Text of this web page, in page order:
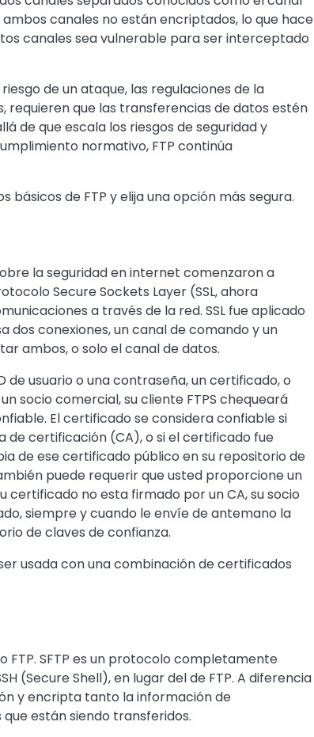
canales no están encriptados, lo que hace
canales sea vulnerable para ser interceptado
de un ataque, las regulaciones de la
requieren que las transferencias de datos estén
de que escala los riesgos de seguridad y
normativo, FTP continúa
de FTP y elija una opción más segura.
la seguridad en internet comenzaron a
Secure Sockets Layer (SSL, ahora
a través de la red. SSL fue aplicado
dos conexiones, un canal de comando y un
ambos, o solo el canal de datos.
de usuario o una contraseña, un certificado, o
socio comercial, su cliente FTPS chequeará
El certificado se considera confiable si
de certificación (CA), o si el certificado fue
de ese certificado público en su repositorio de
puede requerir que usted proporcione un
certificado no esta firmado por un CA, su socio
siempre y cuando le envíe de antemano la
de claves de confianza.
usada con una combinación de certificados
FTP. SFTP es un protocolo completamente
(Secure Shell), en lugar del de FTP. A diferencia
y encripta tanto la información de
están siendo transferidos.